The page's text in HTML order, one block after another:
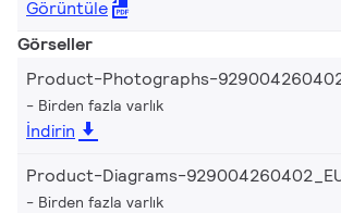
Görüntüle
Görseller
Product-Photographs-
Birden fazla varlık
İndirin
Product-Diagrams-
Birden fazla varlık